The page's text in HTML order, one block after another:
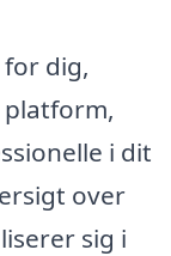
dig,
i dit
over
sig i